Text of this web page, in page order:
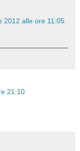
2012 alle ore 11:05
21:10